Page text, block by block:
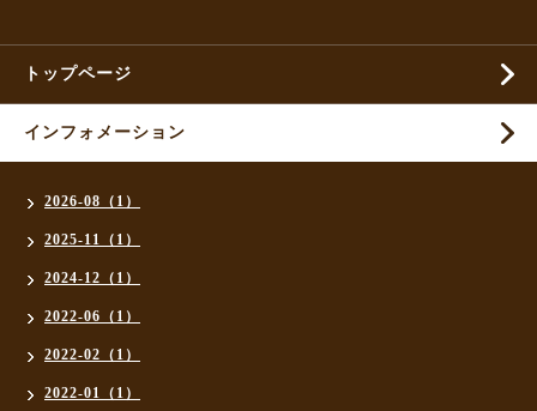
トップページ
インフォメーション
2026-08（1）
2025-11（1）
2024-12（1）
2022-06（1）
2022-02（1）
2022-01（1）